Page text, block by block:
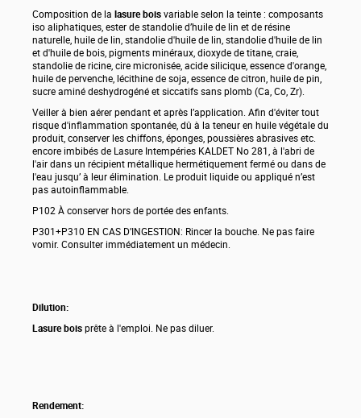
Composition de la lasure boisvariable selon la teinte : composants
iso aliphatiques, ester de standolie d’huile de lin et de résine
naturelle, huile de lin, standolie d'huile de lin, standolie d'huile de lin
et d'huile de bois, pigments minéraux, dioxyde de titane, craie,
standolie de ricine, cire micronisée, acide silicique, essence d'orange,
huile de pervenche, lécithine de soja, essence de citron, huile de pin,
sucre aminé deshydrogéné et siccatifs sans plomb (Ca, Co, Zr).
Veiller à bien aérer pendant et après l’application. Afin d'éviter tout
risque d'inflammation spontanée, dû à la teneur en huile végétale du
produit, conserver les chiffons, éponges, poussières abrasives etc.
encore imbibés de Lasure Intempéries KALDET No 281, à l'abri de
l'air dans un récipient métallique hermétiquement fermé ou dans de
l'eau jusqu’ à leur élimination. Le produit liquide ou appliqué n’est
pas autoinflammable.
P102 À conserver hors de portée des enfants.
P301+P310 EN CAS D’INGESTION: Rincer la bouche. Ne pas faire
vomir. Consulter immédiatement un médecin.
Dilution:
Lasure boisprête à l'emploi. Ne pas diluer.
Rendement: